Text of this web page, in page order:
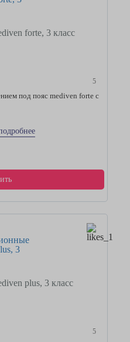
forte, 3 класс
5
под пояс mediven forte с
plus, 3 класс
5